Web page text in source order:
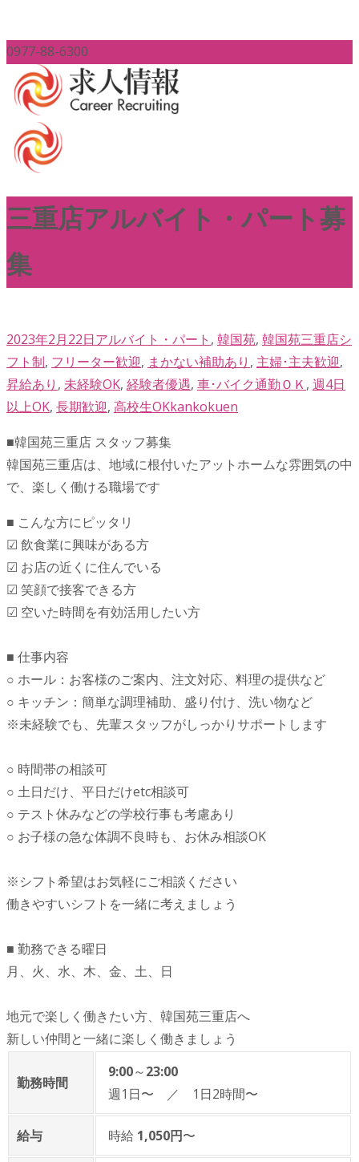
0977-88-6300
三重店アルバイト・パート募
集
2023年2月22日アルバイト・パート , 韓国苑, 韓国苑三重店シ
フト制, フリーター歓迎, まかない補助あり , 主婦･主夫歓迎,
昇給あり , 未経験OK, 経験者優遇, 車･バイク通勤ＯＫ , 週4日
以上OK, 長期歓迎, 高校生OKkankokuen
■韓国苑三重店 スタッフ募集
韓国苑三重店は、地域に根付いたアットホームな雰囲気の中
で、楽しく働ける職場です
■ こんな方にピッタリ
☑︎ 飲食業に興味がある方
☑︎ お店の近くに住んでいる
☑︎ 笑顔で接客できる方
☑︎ 空いた時間を有効活用したい方
■ 仕事内容
○ ホール：お客様のご案内、注文対応、料理の提供など
○ キッチン：簡単な調理補助、盛り付け、洗い物など
※未経験でも、先輩スタッフがしっかりサポートします
○ 時間帯の相談可
○ 土日だけ、平日だけetc相談可
○ テスト休みなどの学校行事も考慮あり
○ お子様の急な体調不良時も、お休み相談OK
※シフト希望はお気軽にご相談ください
働きやすいシフトを一緒に考えましょう
■ 勤務できる曜日
月、火、水、木、金、土、日
地元で楽しく働きたい方、韓国苑三重店へ
新しい仲間と一緒に楽しく働きましょう
勤務時間
9:00～23:00
週1日〜 ／ 1日2時間〜
給与 時給 1,050円〜